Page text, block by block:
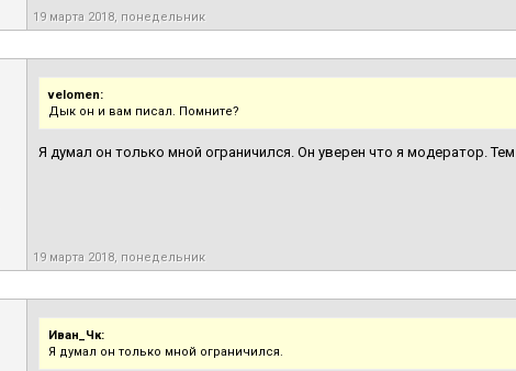
19 марта 2018, понедельник
velomen:
Дык он и вам писал. Помните?
Я думал он только мной ограничился. Он уверен что я модератор.
19 марта 2018, понедельник
Иван_Чк:
Я думал он только мной ограничился.